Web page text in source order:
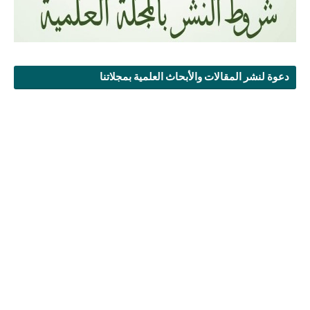
دعوة لنشر المقالات والأبحاث العلمية بمجلاتنا